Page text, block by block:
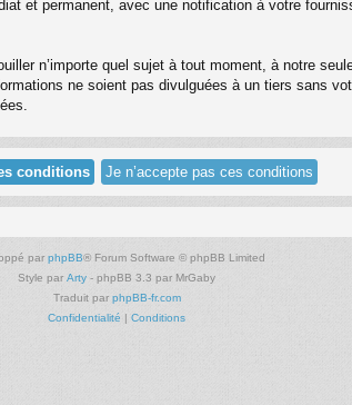
et permanent, avec une notification à votre
n’importe quel sujet à tout moment, à notre
ne soient pas divulguées à un tiers sans
par phpBB® Forum Software © phpBB Limited
Style par Arty - phpBB 3.3 par MrGaby
Traduit par phpBB-fr.com
Confidentialité | Conditions